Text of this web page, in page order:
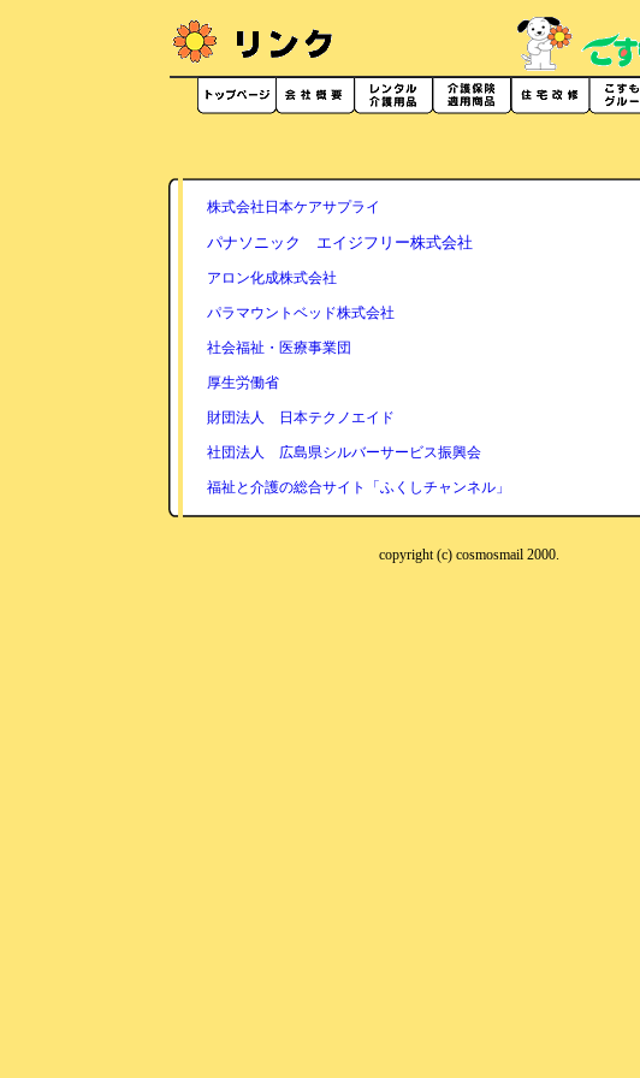
株式会社日本ケアサプライ
パナソニック エイジフリー株式会社
アロン化成株式会社
パラマウントベッド株式会社
社会福祉・医療事業団
厚生労働省
財団法人 日本テクノエイド
社団法人 広島県シルバーサービス振興会
福祉と介護の総合サイト「ふくしチャンネル」
copyright (c) cosmosmail 2000.